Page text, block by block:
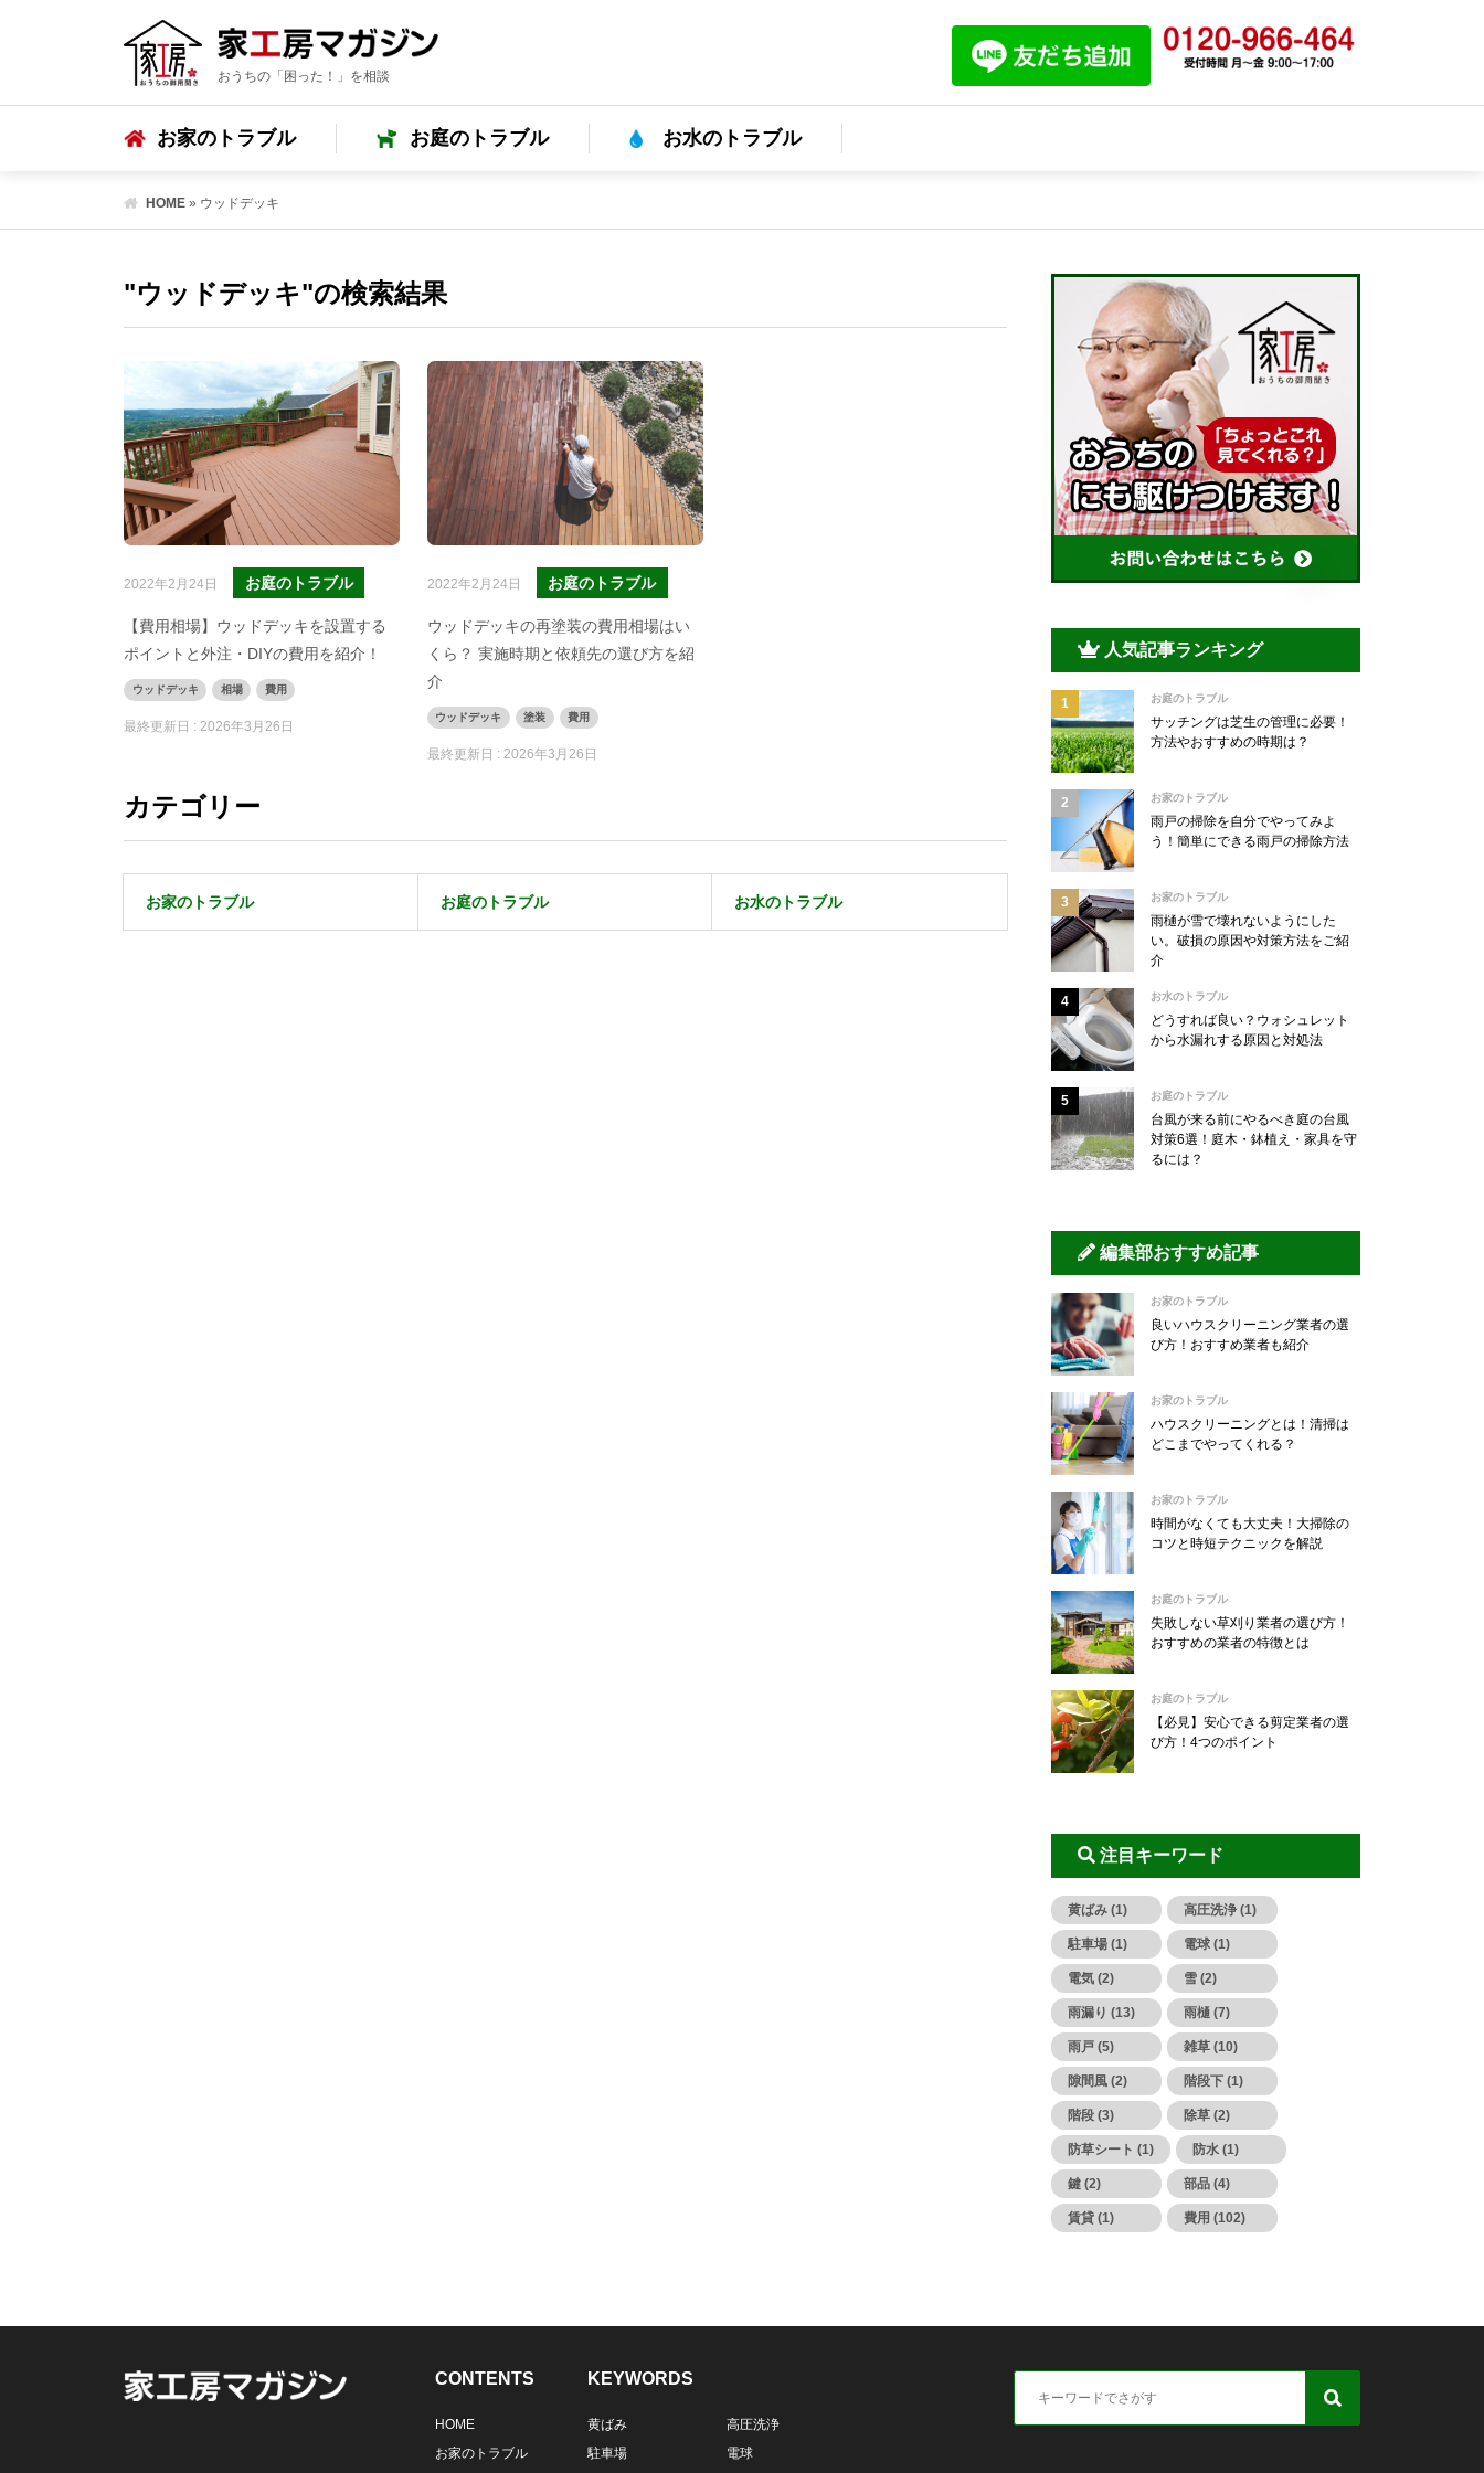
おうちの「困った！」を相談
お家のトラブル お庭のトラブル お水のトラブル
HOME » ウッドデッキ
"ウッドデッキ"の検索結果
2022年2月24日 お庭のトラブル
【費用相場】ウッドデッキを設置する
ポイントと外注・DIYの費用を紹介！
ウッドデッキ 相場 費用
最終更新日 : 2026年3月26日
2022年2月24日 お庭のトラブル
ウッドデッキの再塗装の費用相場はい
くら？ 実施時期と依頼先の選び方を紹
介
ウッドデッキ 塗装 費用
最終更新日 : 2026年3月26日
カテゴリー
お家のトラブル お庭のトラブル お水のトラブル
人気記事ランキング
お庭のトラブル
サッチングは芝生の管理に必要！
方法やおすすめの時期は？
お家のトラブル
雨戸の掃除を自分でやってみよ
う！簡単にできる雨戸の掃除方法
お家のトラブル
雨樋が雪で壊れないようにした
い。破損の原因や対策方法をご紹
介
お水のトラブル
どうすれば良い？ウォシュレット
から水漏れする原因と対処法
お庭のトラブル
台風が来る前にやるべき庭の台風
対策6選！庭木・鉢植え・家具を守
るには？
編集部おすすめ記事
お家のトラブル
良いハウスクリーニング業者の選
び方！おすすめ業者も紹介
お家のトラブル
ハウスクリーニングとは！清掃は
どこまでやってくれる？
お家のトラブル
時間がなくても大丈夫！大掃除の
コツと時短テクニックを解説
お庭のトラブル
失敗しない草刈り業者の選び方！
おすすめの業者の特徴とは
お庭のトラブル
【必見】安心できる剪定業者の選
び方！4つのポイント
注目キーワード
黄ばみ (1) 高圧洗浄 (1)
駐車場 (1) 電球 (1)
電気 (2) 雪 (2)
雨漏り (13) 雨樋 (7)
雨戸 (5) 雑草 (10)
隙間風 (2) 階段下 (1)
階段 (3) 除草 (2)
防草シート (1) 防水 (1)
鍵 (2) 部品 (4)
賃貸 (1) 費用 (102)
CONTENTS
HOME
お家のトラブル
KEYWORDS
黄ばみ
高圧洗浄
駐車場
電球